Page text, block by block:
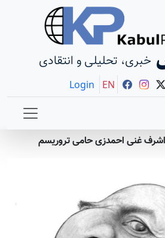
خبری، تحلیلی و انتقادی
Login EN
اشرف غنی احمدزی حامی تروریسم